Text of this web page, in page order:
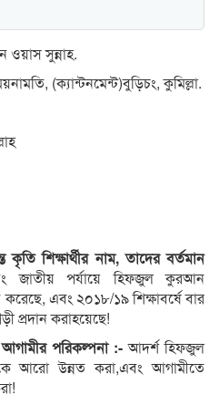
ওয়াস সুন্নাহ.
(ক্যান্টনমেন্ট)বুড়িচং, কুমিল্লা.
কৃতি শিক্ষার্থীর নাম, তাদের বর্তমান
জাতীয় পর্যায়ে হিফজুল কুরআন
এবং ২০১৮/১৯ শিক্ষাবর্ষে বার
প্রদান করাহয়েছে!
আগামীর পরিকল্পনা :-আদর্শ হিফজুল
আরো উন্নত করা,এবং আগামীতে